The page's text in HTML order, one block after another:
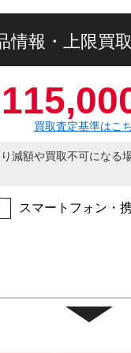
情報・上限買
買取査定基準はこ
減額や買取不可にな
スマートフォン・